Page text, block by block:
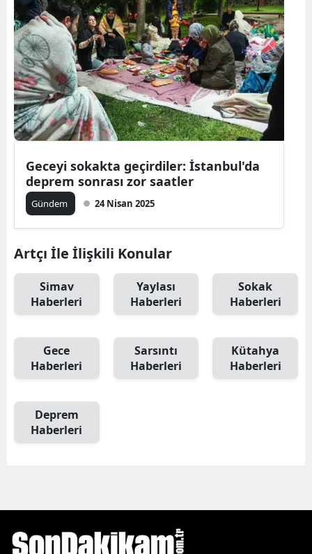
Geceyi sokakta geçirdiler: İstanbul'da
deprem sonrası zor saatler
Gündem 24 Nisan 2025
Artçı İle İlişkili Konular
Simav
Haberleri
Yaylası
Haberleri
Sokak
Haberleri
Gece
Haberleri
Sarsıntı
Haberleri
Kütahya
Haberleri
Deprem
Haberleri